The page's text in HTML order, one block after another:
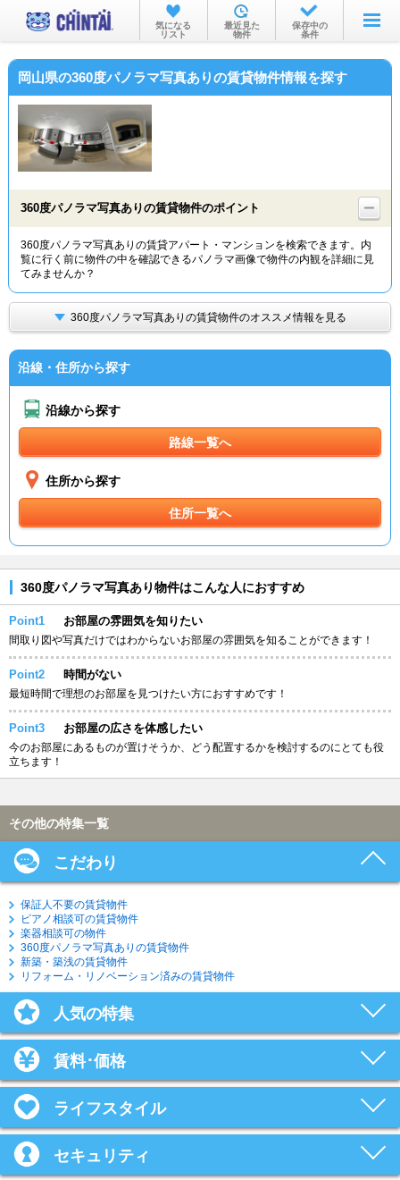
お部屋を探す
沿線・駅から
物件特集から
TOP
気になる
リスト
最近見た
物件
保存中の
条件
岡山県の360度パノラマ写真ありの賃貸物件情報を探す
360度パノラマ写真ありの賃貸物件のポイント
360度パノラマ写真ありの賃貸アパート・マンションを検索できます。内
覧に行く前に物件の中を確認できるパノラマ画像で物件の内観を詳細に見
てみませんか？
360度パノラマ写真ありの賃貸物件のオススメ情報を見る
沿線・住所から探す
沿線から探す
路線一覧へ
住所から探す
住所一覧へ
360度パノラマ写真あり物件はこんな人におすすめ
Point1 お部屋の雰囲気を知りたい
間取り図や写真だけではわからないお部屋の雰囲気を知ることができます！
Point2 時間がない
最短時間で理想のお部屋を見つけたい方におすすめです！
Point3 お部屋の広さを体感したい
今のお部屋にあるものが置けそうか、どう配置するかを検討するのにとても役
立ちます！
その他の特集一覧
こだわり
保証人不要の賃貸物件
ピアノ相談可の賃貸物件
楽器相談可の物件
360度パノラマ写真ありの賃貸物件
新築・築浅の賃貸物件
リフォーム・リノベーション済みの賃貸物件
人気の特集
賃料･価格
ライフスタイル
セキュリティ